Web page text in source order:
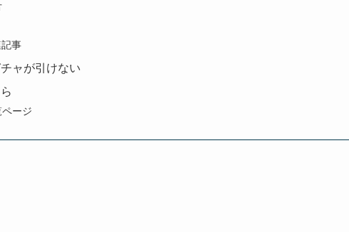
事
ャが引けない
ージ